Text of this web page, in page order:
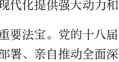
代化提供强大动力和
要法宝。党的十八
署、亲自推动全面